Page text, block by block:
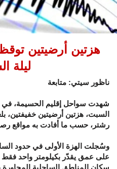
هزتين أرضيتين
ليلة
ناظور سيتي: متابعة
شهدت سواحل إقليم الحسيمة، في
رشتر، حسب ما أفادت به مواقع رصد
وسُجلت الهزة الأولى في حدود
على عمق يقدّر بكيلومتر واحد
سكان المناطق الساحلية